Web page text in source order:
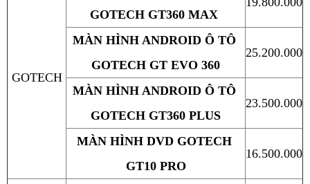
GOTECH
GOTECH GT360 MAX
MÀN HÌNH ANDROID Ô TÔ
GOTECH GT EVO 360
25.200.000
MÀN HÌNH ANDROID Ô TÔ
GOTECH GT360 PLUS
23.500.000
MÀN HÌNH DVD GOTECH
GT10 PRO
16.500.000